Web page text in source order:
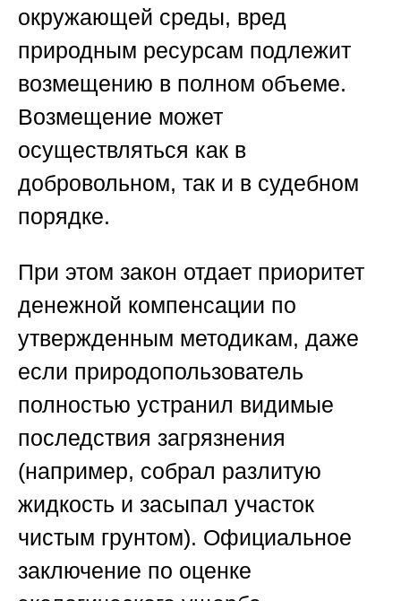
окружающей среды, вред
природным ресурсам подлежит
возмещению в полном объеме.
Возмещение может
осуществляться как в
добровольном, так и в судебном
порядке.
При этом закон отдает приоритет
денежной компенсации по
утвержденным методикам, даже
если природопользователь
полностью устранил видимые
последствия загрязнения
(например, собрал разлитую
жидкость и засыпал участок
чистым грунтом). Официальное
заключение по оценке